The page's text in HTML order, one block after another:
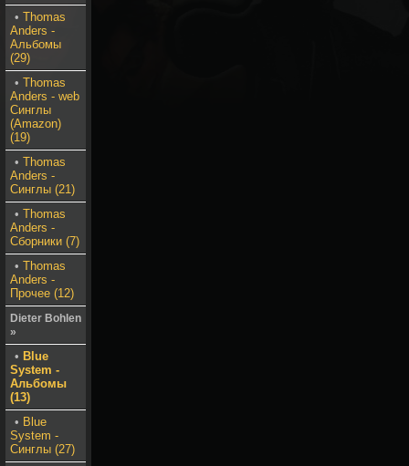
• Thomas
Anders -
Альбомы
(29)
• Thomas
Anders - web
Синглы
(Amazon)
(19)
• Thomas
Anders -
Синглы (21)
• Thomas
Anders -
Сборники (7)
• Thomas
Anders -
Прочее (12)
Dieter Bohlen
»
• Blue
System -
Альбомы
(13)
• Blue
System -
Синглы (27)